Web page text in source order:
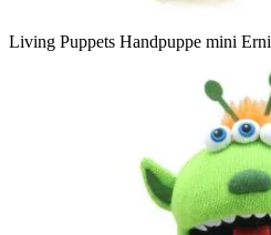
Living Puppets Handpuppe mini